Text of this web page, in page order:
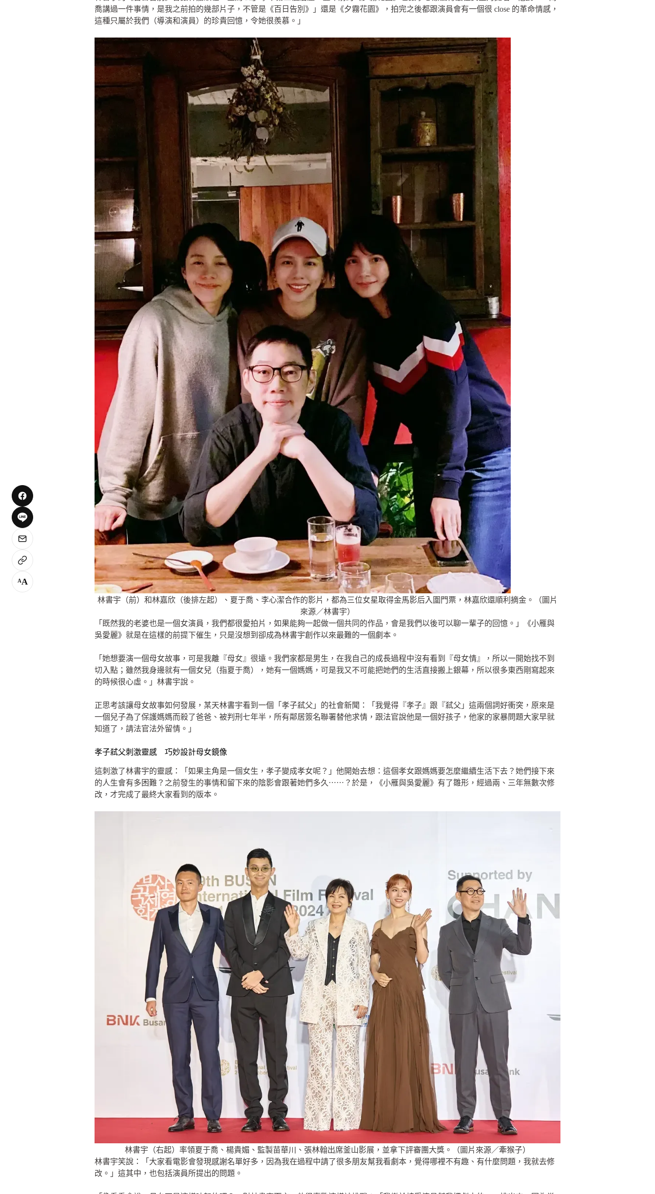
喬講過一件事情，是我之前拍的幾部片子，不管是《百日告別》」還是《夕霧花園》，拍完之後都跟演員會有一個很 close 的革命情感，
這種只屬於我們（導演和演員）的珍貴回憶，令她很羨慕。」
林書宇（前）和林嘉欣（後排左起）、夏于喬、李心潔合作的影片，都為三位女星取得金馬影后入圍門票，林嘉欣還順利摘金。（圖片
來源／林書宇）
「既然我的老婆也是一個女演員，我們都很愛拍片，如果能夠一起做一個共同的作品，會是我們以後可以聊一輩子的回憶。」《小雁與
吳愛麗》就是在這樣的前提下催生，只是沒想到卻成為林書宇創作以來最難的一個劇本。
「她想要演一個母女故事，可是我離『母女』很遠。我們家都是男生，在我自己的成長過程中沒有看到『母女情』，所以一開始找不到
切入點；雖然我身邊就有一個女兒（指夏于喬），她有一個媽媽，可是我又不可能把她們的生活直接搬上銀幕，所以很多東西剛寫起來
的時候很心虛。」林書宇說。
正思考該讓母女故事如何發展，某天林書宇看到一個「孝子弒父」的社會新聞：「我覺得『孝子』跟『弒父」這兩個詞好衝突，原來是
一個兒子為了保護媽媽而殺了爸爸、被判刑七年半，所有鄰居簽名聯署替他求情，跟法官說他是一個好孩子，他家的家暴問題大家早就
知道了，請法官法外留情。」
孝子弒父刺激靈感 巧妙設計母女鏡像
這刺激了林書宇的靈感：「如果主角是一個女生，孝子變成孝女呢？」他開始去想：這個孝女跟媽媽要怎麼繼續生活下去？她們接下來
的人生會有多困難？之前發生的事情和留下來的陰影會跟著她們多久⋯⋯？於是，《小雁與吳愛麗》有了雛形，經過兩、三年無數次修
改，才完成了最終大家看到的版本。
林書宇（右起）率領夏于喬、楊貴媚、監製苗華川、張林翰出席釜山影展，並拿下評審團大獎。（圖片來源／牽猴子）
林書宇笑說：「大家看電影會發現感謝名單好多，因為我在過程中請了很多朋友幫我看劇本，覺得哪裡不有趣、有什麼問題，我就去修
改。」這其中，也包括演員所提出的問題。
AA